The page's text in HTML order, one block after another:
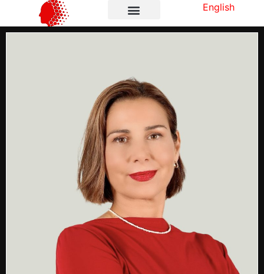
English